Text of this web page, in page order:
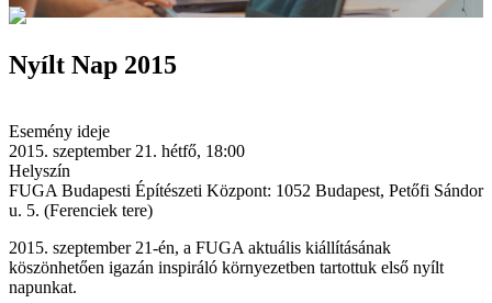
Nyílt Nap 2015
Esemény ideje
2015. szeptember 21. hétfő, 18:00
Helyszín
FUGA Budapesti Építészeti Központ: 1052 Budapest, Petőfi Sándor
u. 5. (Ferenciek tere)
2015. szeptember 21-én, a FUGA aktuális kiállításának
köszönhetően igazán inspiráló környezetben tartottuk első nyílt
napunkat.